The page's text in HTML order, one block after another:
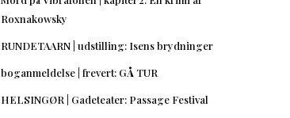
Roxnakowsky
RUNDETAARN | udstilling: Isens brydninger
boganmeldelse | frevert: GÅ TUR
HELSINGØR | Gadeteater: Passage Festival